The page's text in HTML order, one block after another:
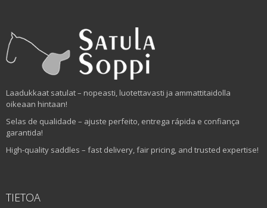
Laadukkaat satulat – nopeasti, luotettavasti ja ammattitaidolla
oikeaan hintaan!
Selas de qualidade – ajuste perfeito, entrega rápida e confiança
garantida!
High-quality saddles – fast delivery, fair pricing, and trusted expertise!
TIETOA